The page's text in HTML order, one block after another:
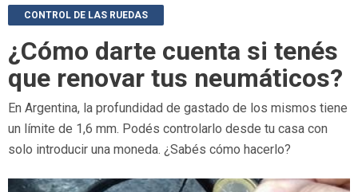
CONTROL DE LAS RUEDAS
¿Cómo darte cuenta si tenés
que renovar tus neumáticos?
En Argentina, la profundidad de gastado de los mismos tiene
un límite de 1,6 mm. Podés controlarlo desde tu casa con
solo introducir una moneda. ¿Sabés cómo hacerlo?